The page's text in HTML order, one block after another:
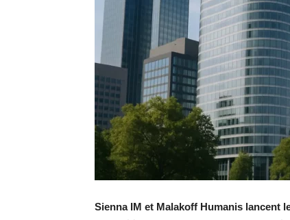
Sienna IM et Malakoff Humanis lancent